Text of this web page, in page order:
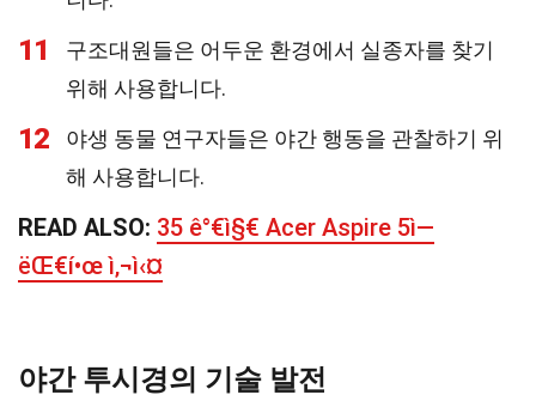
11
구조대원들은 어두운 환경에서 실종자를 찾기
위해 사용합니다.
12
야생 동물 연구자들은 야간 행동을 관찰하기 위
해 사용합니다.
READ ALSO: 35 ê°€ì§€ Acer Aspire 5ì—
ëŒ€í•œ ì‚¬ì‹¤
야간 투시경의 기술 발전